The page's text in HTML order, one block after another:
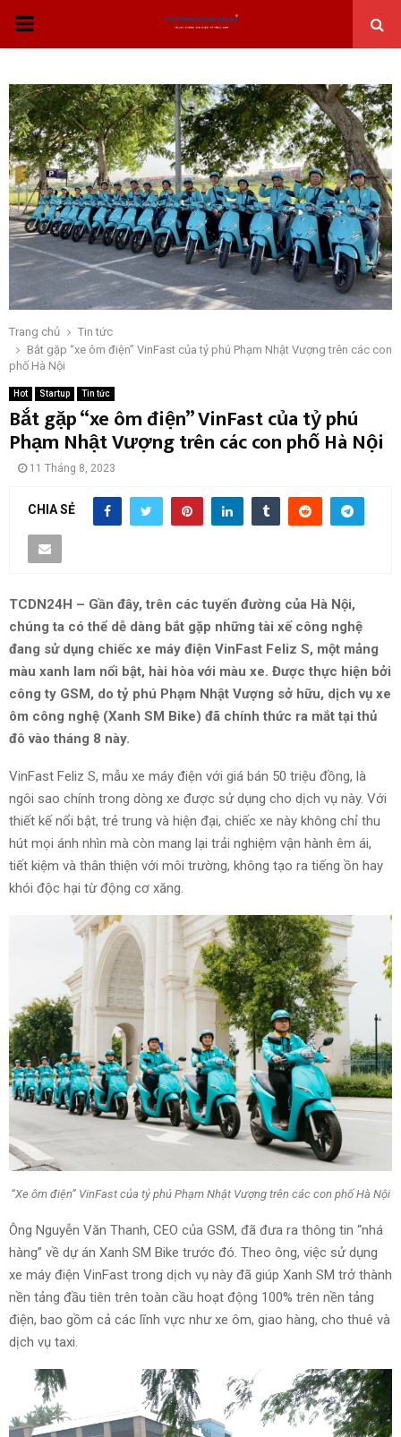
THỰC
CHÍNH
Trang chủ
Tin tức
Bắt gặp “xe ôm điện” VinFast của tỷ phú Phạm Nhật Vượng trên các con
phố Hà Nội
Hot Startup Tin tức
Bắt gặp “xe ôm điện” VinFast của tỷ phú
Phạm Nhật Vượng trên các con phố Hà Nội
11 Tháng 8, 2023
CHIA SẺ
TCDN24H – Gần đây, trên các tuyến đường của Hà Nội,
chúng ta có thể dễ dàng bắt gặp những tài xế công nghệ
đang sử dụng chiếc xe máy điện VinFast Feliz S, một mảng
màu xanh lam nổi bật, hài hòa với màu xe. Được thực hiện bởi
công ty GSM, do tỷ phú Phạm Nhật Vượng sở hữu, dịch vụ xe
ôm công nghệ (Xanh SM Bike) đã chính thức ra mắt tại thủ
đô vào tháng 8 này.
VinFast Feliz S, mẫu xe máy điện với giá bán 50 triệu đồng, là
ngôi sao chính trong dòng xe được sử dụng cho dịch vụ này. Với
thiết kế nổi bật, trẻ trung và hiện đại, chiếc xe này không chỉ thu
hút mọi ánh nhìn mà còn mang lại trải nghiệm vận hành êm ái,
tiết kiệm và thân thiện với môi trường, không tạo ra tiếng ồn hay
khói độc hại từ động cơ xăng.
“Xe ôm điện” VinFast của tỷ phú Phạm Nhật Vượng trên các con phố Hà Nội
Ông Nguyễn Văn Thanh, CEO của GSM, đã đưa ra thông tin “nhá
hàng” về dự án Xanh SM Bike trước đó. Theo ông, việc sử dụng
xe máy điện VinFast trong dịch vụ này đã giúp Xanh SM trở thành
nền tảng đầu tiên trên toàn cầu hoạt động 100% trên nền tảng
điện, bao gồm cả các lĩnh vực như xe ôm, giao hàng, cho thuê và
dịch vụ taxi.